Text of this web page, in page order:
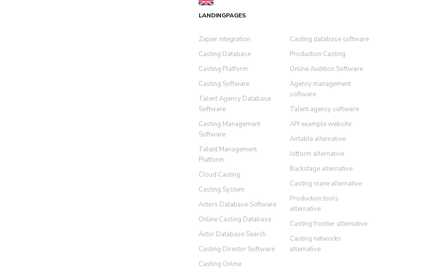
LANDINGPAGES
Zapier integration
Casting Database
Casting Platform
Casting Software
Talent Agency Database
Software
Casting Management
Software
Talent Management
Platform
Cloud Casting
Casting System
Actors Database Software
Online Casting Database
Actor Database Search
Casting Director Software
Casting Online
Casting database software
Production Casting
Online Audition Software
Agency management
software
Talent agency software
API example website
Airtable alternative
Jotform alternative
Backstage alternative
Casting crane alternative
Production.tools
alternative
Casting frontier alternative
Casting networks
alternative